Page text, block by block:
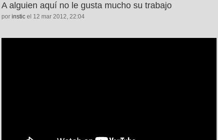
A alguien aquí no le gusta mucho su trabajo
por instic el 12 mar 2012, 22:04